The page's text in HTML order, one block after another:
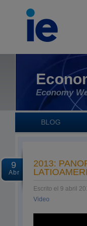
Economy
BLOG
9
Abr
2013:
Escrito el 9 abril
Video